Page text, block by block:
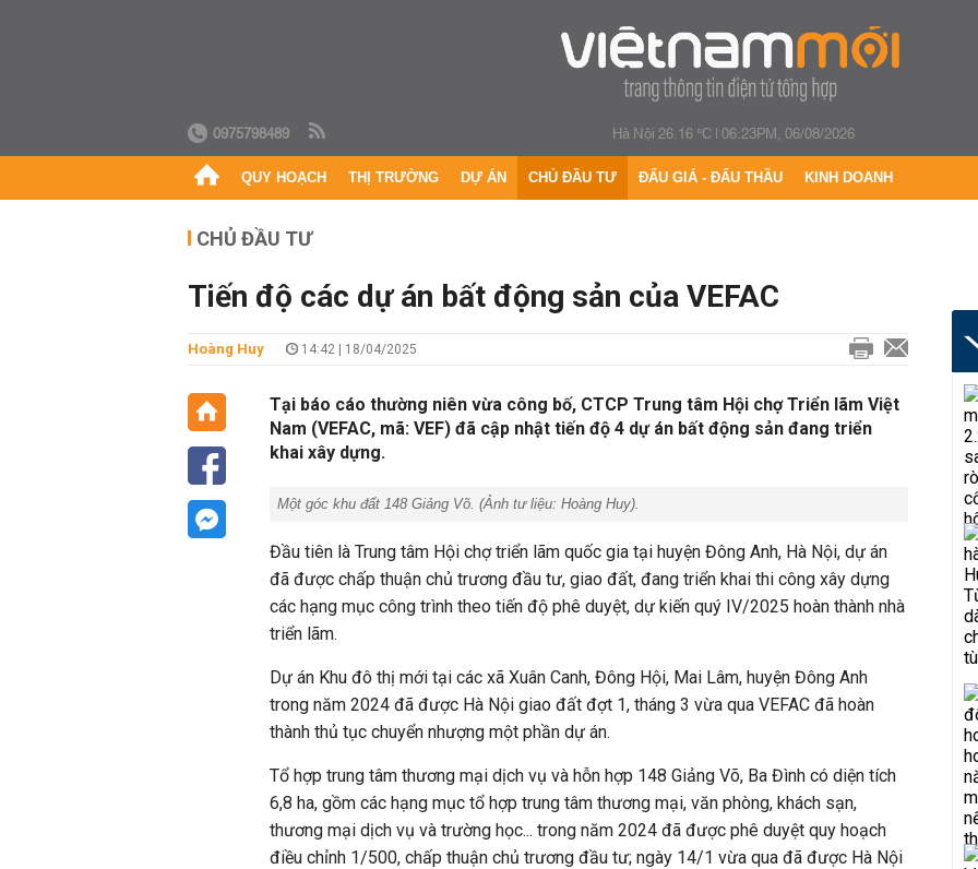
0975798489 Hà Nội 26.16 °C|06:23PM, 06/08/2026
QUY HOẠCH THỊ TRƯỜNG DỰ ÁN CHỦ ĐẦU TƯ ĐẤU GIÁ - ĐẤU THẦU KINH DOANH
CHỦ ĐẦU TƯ
Tiến độ các dự án bất động sản của VEFAC
Hoàng Huy 14:42 | 18/04/2025
Tại báo cáo thường niên vừa công bố, CTCP Trung tâm Hội chợ Triển lãm Việt
Nam (VEFAC, mã: VEF) đã cập nhật tiến độ 4 dự án bất động sản đang triển
khai xây dựng.
Một góc khu đất 148 Giảng Võ. (Ảnh tư liệu: Hoàng Huy).
Đầu tiên là Trung tâm Hội chợ triển lãm quốc gia tại huyện Đông Anh, Hà Nội, dự án
đã được chấp thuận chủ trương đầu tư, giao đất, đang triển khai thi công xây dựng
các hạng mục công trình theo tiến độ phê duyệt, dự kiến quý IV/2025 hoàn thành nhà
triển lãm.
Dự án Khu đô thị mới tại các xã Xuân Canh, Đông Hội, Mai Lâm, huyện Đông Anh
trong năm 2024 đã được Hà Nội giao đất đợt 1, tháng 3 vừa qua VEFAC đã hoàn
thành thủ tục chuyển nhượng một phần dự án.
Tổ hợp trung tâm thương mại dịch vụ và hỗn hợp 148 Giảng Võ, Ba Đình có diện tích
6,8 ha, gồm các hạng mục tổ hợp trung tâm thương mại, văn phòng, khách sạn,
thương mại dịch vụ và trường học... trong năm 2024 đã được phê duyệt quy hoạch
điều chỉnh 1/500, chấp thuận chủ trương đầu tư; ngày 14/1 vừa qua đã được Hà Nội